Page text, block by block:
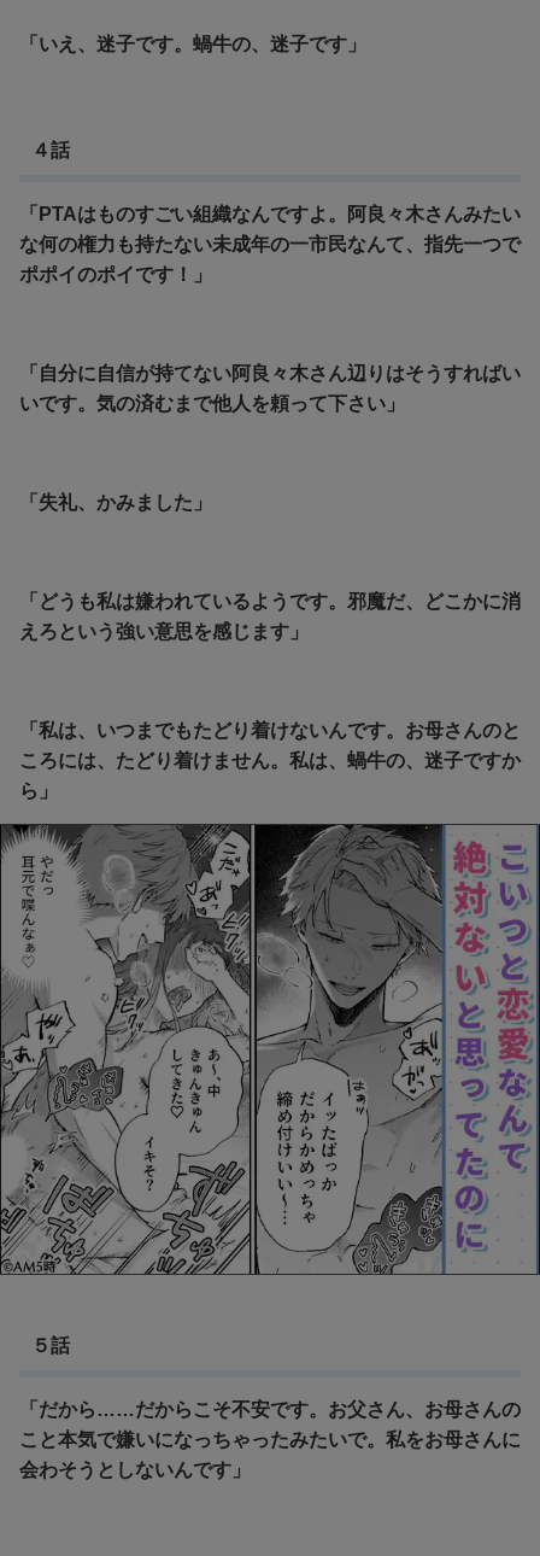
「いえ、迷子です。蝸牛の、迷子です」
４話
「PTAはものすごい組織なんですよ。阿良々木さんみたい
な何の権力も持たない未成年の一市民なんて、指先一つで
ポポイのポイです！」
「自分に自信が持てない阿良々木さん辺りはそうすればい
いです。気の済むまで他人を頼って下さい」
「失礼、かみました」
「どうも私は嫌われているようです。邪魔だ、どこかに消
えろという強い意思を感じます」
「私は、いつまでもたどり着けないんです。お母さんのと
ころには、たどり着けません。私は、蝸牛の、迷子ですか
ら」
５話
「だから……だからこそ不安です。お父さん、お母さんの
こと本気で嫌いになっちゃったみたいで。私をお母さんに
会わそうとしないんです」